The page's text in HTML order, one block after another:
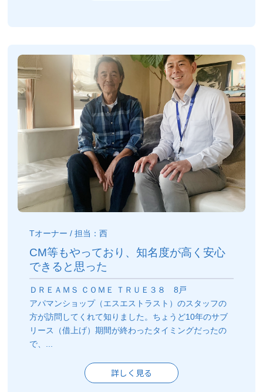
Tオーナー / 担当：西
CM等もやっており、知名度が高く安心
できると思った
ＤＲＥＡＭＳ ＣＯＭＥ ＴＲＵＥ３８ 8戸
アパマンショップ（エスエストラスト）のスタッフの
方が訪問してくれて知りました。ちょうど10年のサブ
リース（借上げ）期間が終わったタイミングだったの
で、...
詳しく見る